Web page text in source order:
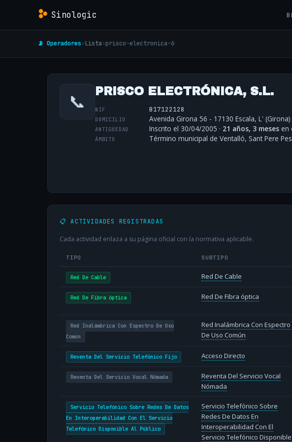
Sinologic
📡 Operadores› Lista›prisco-electronica-6
📞 PRISCO ELECTRÓNICA, S.L.
NIF B17122128
DOMICILIO Avenida Girona 56 - 17130 Escala, L' (Girona)
ANTIGÜEDAD Inscrito el 30/04/2005 · 21 años, 3 meses en
ÁMBITO Término municipal de Ventalló, Sant Pere
📋 ACTIVIDADES REGISTRADAS
Cada actividad enlaza a su página oficial con la normativa aplicable.
TIPO SUBTIPO
Red De Cable Red De Cable
Red De Fibra óptica Red De Fibra óptica
Red Inalámbrica Con Espectro De Uso
Común
Red Inalámbrica Con Espectro
De Uso Común
Reventa Del Servicio Telefónico Fijo Acceso Directo
Reventa Del Servicio Vocal Nómada
Reventa Del Servicio Vocal
Nómada
Servicio Telefónico Sobre Redes De Datos
En Interoperabilidad Con El Servicio
Telefónico Disponible Al Público
Servicio Telefónico Sobre
Redes De Datos En
Interoperabilidad Con El
Servicio Telefónico Disponible